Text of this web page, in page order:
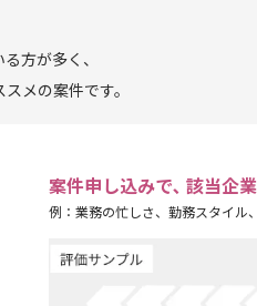
方が多く、
メの案件です。
案件申し込みで､ 該当企
例：業務の忙しさ、勤務スタイル